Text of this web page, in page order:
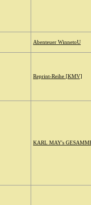
Abenteuer WinnetoU
Reprint-Reihe [KMV]
KARL MAY's